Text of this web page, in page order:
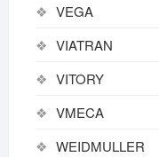
VEGA
VIATRAN
VITORY
VMECA
WEIDMULLER